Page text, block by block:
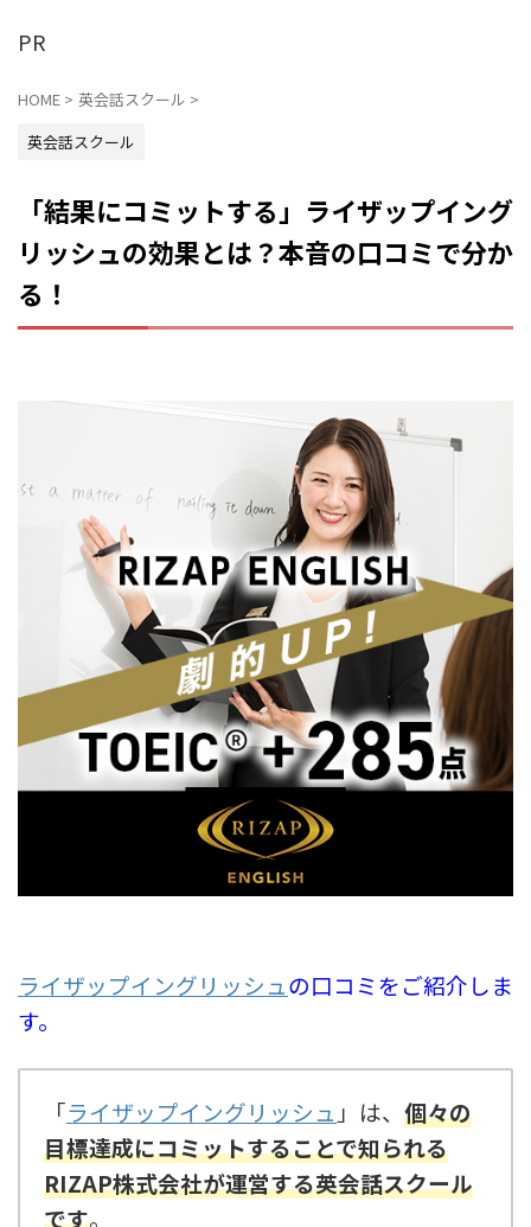
PR
HOME > 英会話スクール >
英会話スクール
「結果にコミットする」ライザップイング
リッシュの効果とは？本音の口コミで分か
る！
ライザップイングリッシュの口コミをご紹介しま
す。
「ライザップイングリッシュ 」は、 個々の
目標達成にコミットすることで知られる
RIZAP株式会社が運営する英会話スクール
です。